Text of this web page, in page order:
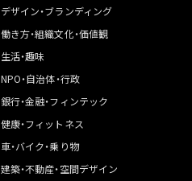
デザイン・ブランディング
働き方・組織文化・価値観
生活・趣味
NPO・自治体・行政
銀行・金融・フィンテック
健康・フィットネス
車・バイク・乗り物
建築・不動産・空間デザイン